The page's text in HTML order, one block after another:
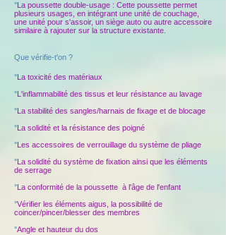
°La poussette double-usage : Cette poussette permet
plusieurs usages, en intégrant une unité de couchage,
une unité pour s'assoir, un siège auto ou autre accessoire
similaire à rajouter sur la structure existante.
Que vérifie-t'on ?
°La toxicité des matériaux
°L'inflammabilité des tissus et leur résistance au lavage
°La stabilité des sangles/harnais de fixage et de blocage
°La solidité et la résistance des poigné
°Les accessoires de verrouillage du système de pliage
°La solidité du système de fixation ainsi que les éléments
de serrage
°La conformité de la poussette à l'âge de l'enfant
°Vérifier les éléments aigus, la possibilité de
coincer/pincer/blesser des membres
°Angle et hauteur du dos